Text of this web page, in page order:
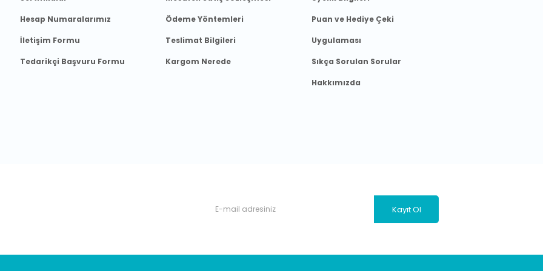
Hesap Numaralarımız
İletişim Formu
Tedarikçi Başvuru Formu
Ödeme Yöntemleri
Teslimat Bilgileri
Kargom Nerede
Puan ve Hediye Çeki
Uygulaması
Sıkça Sorulan Sorular
Hakkımızda
Kayıt Ol